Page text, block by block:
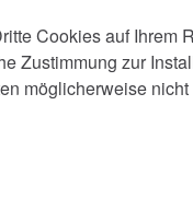
Cookies auf Ihrem
Zustimmung zur
möglicherweise